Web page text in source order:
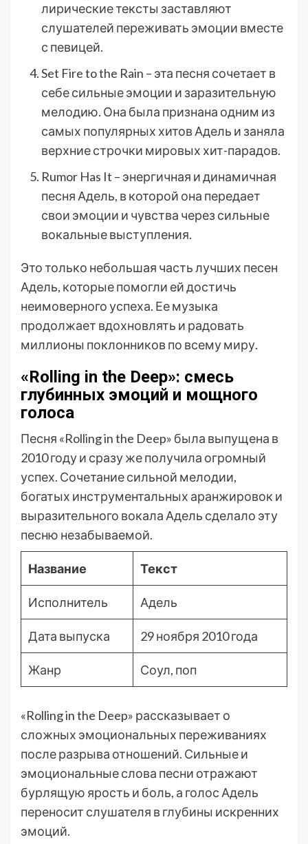
лирические тексты заставляют
слушателей переживать эмоции вместе
с певицей.
Set Fire to the Rain – эта песня сочетает в
себе сильные эмоции и заразительную
мелодию. Она была признана одним из
самых популярных хитов Адель и заняла
верхние строчки мировых хит-парадов.
Rumor Has It – энергичная и динамичная
песня Адель, в которой она передает
свои эмоции и чувства через сильные
вокальные выступления.
Это только небольшая часть лучших песен
Адель, которые помогли ей достичь
неимоверного успеха. Ее музыка
продолжает вдохновлять и радовать
миллионы поклонников по всему миру.
«Rolling in the Deep»: смесь
глубинных эмоций и мощного
голоса
Песня «Rolling in the Deep» была выпущена в
2010 году и сразу же получила огромный
успех. Сочетание сильной мелодии,
богатых инструментальных аранжировок и
выразительного вокала Адель сделало эту
песню незабываемой.
Название Текст
Исполнитель Адель
Дата выпуска 29 ноября 2010 года
Жанр Соул, поп
«Rolling in the Deep» рассказывает о
сложных эмоциональных переживаниях
после разрыва отношений. Сильные и
эмоциональные слова песни отражают
бурлящую ярость и боль, а голос Адель
переносит слушателя в глубины искренних
эмоций.